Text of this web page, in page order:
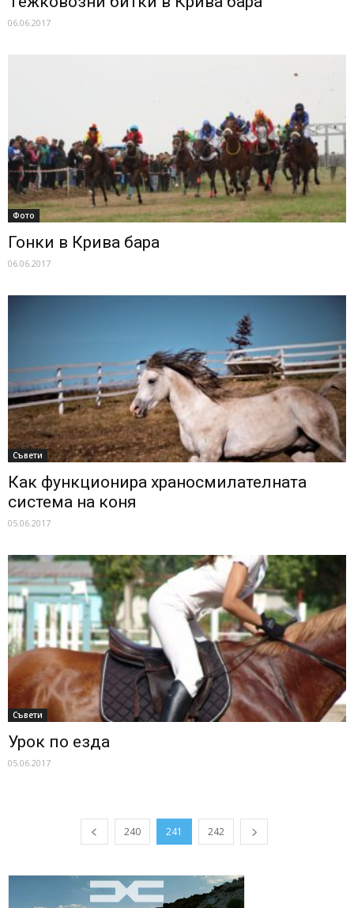
06.06.2017
Фото
Гонки в Крива бара
06.06.2017
Съвети
Как функционира храносмилателната
система на коня
05.06.2017
Съвети
Урок по езда
05.06.2017
240 241 242